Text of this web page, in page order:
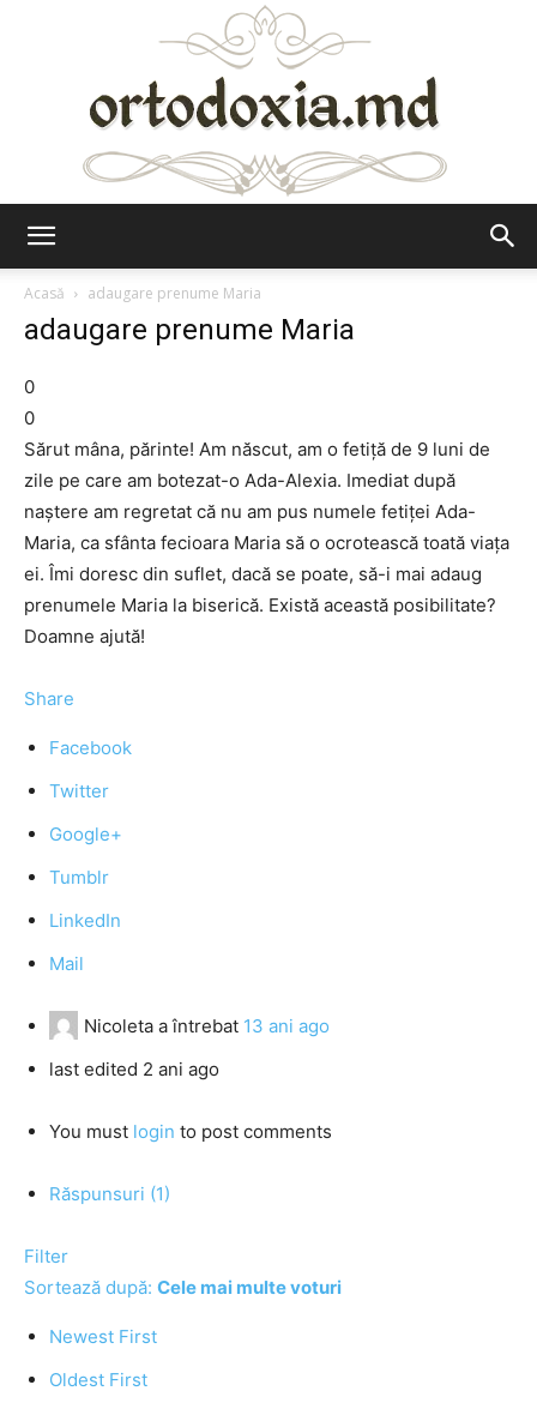
Acasă
adaugare prenume Maria
adaugare prenume Maria
0
0
Sărut mâna, părinte! Am născut, am o fetiţă de 9 luni de
zile pe care am botezat-o Ada-Alexia. Imediat după
naştere am regretat că nu am pus numele fetiţei Ada-
Maria, ca sfânta fecioara Maria să o ocrotească toată viaţa
ei. Îmi doresc din suflet, dacă se poate, să-i mai adaug
prenumele Maria la biserică. Există această posibilitate?
Doamne ajută!
Share
Facebook
Twitter
Google+
Tumblr
LinkedIn
Mail
Nicoleta a întrebat 13 ani ago
last edited 2 ani ago
You must login to post comments
Răspunsuri (1)
Filter
Sortează după: Cele mai multe voturi
Newest First
Oldest First